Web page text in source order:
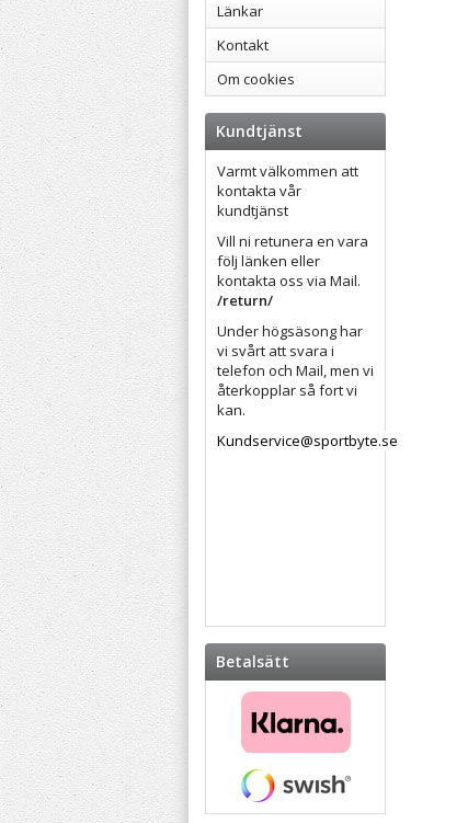
Länkar
Kontakt
Om cookies
Kundtjänst
Varmt välkommen att
kontakta vår
kundtjänst
Vill ni retunera en vara
följ länken eller
kontakta oss via Mail.
/return/
Under högsäsong har
vi svårt att svara i
telefon och Mail, men vi
återkopplar så fort vi
kan.
Kundservice@sportbyte.se
Betalsätt